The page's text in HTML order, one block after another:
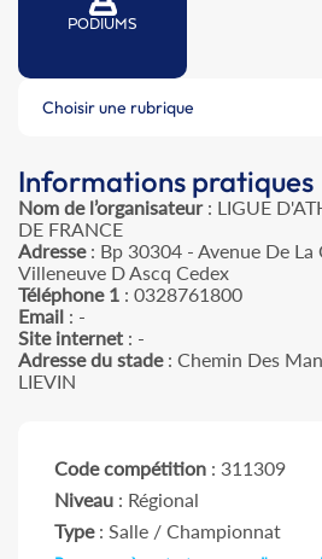
PODIUMS
Choisir une rubrique
Informations pratiques
Nom de l’organisateur: LIGUE
DE FRANCE
Adresse: Bp 30304 - Avenue De La
Villeneuve D Ascq Cedex
Téléphone 1 : 0328761800
Email : -
Site internet : -
Adresse du stade: Chemin Des
LIEVIN
Code compétition : 311309
Niveau : Régional
Type: Salle / Championnat